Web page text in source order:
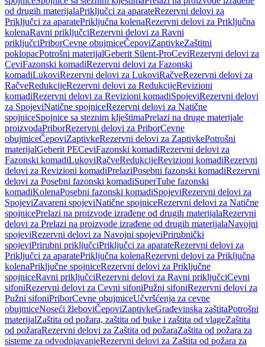
od drugih materijalaPriključci za aparateRezervni delovi za
Priključci za aparatePriključna kolenaRezervni delovi za Priključna
kolenaRavni priključciRezervni delovi za Ravni
priključciPriborCevne obujmiceČepoviZaptivkeZaštitni
poklopacPotrošni materijalGeberit Silent-ProCeviRezervni delovi za
CeviFazonski komadiRezervni delovi za Fazonski
komadiLukoviRezervni delovi za LukoviRačveRezervni delovi za
RačveRedukcijeRezervni delovi za RedukcijeRevizioni
komadiRezervni delovi za Revizioni komadiSpojeviRezervni delovi
za SpojeviNatične spojniceRezervni delovi za Natične
spojniceSpojnice sa steznim klještimaPrelazi na druge materijale
proizvodaPriborRezervni delovi za PriborCevne
obujmiceČepoviZaptivkeRezervni delovi za ZaptivkePotrošni
materijalGeberit PECeviFazonski komadiRezervni delovi za
Fazonski komadiLukoviRačveRedukcijeRevizioni komadiRezervni
delovi za Revizioni komadiPrelaziPosebni fazonski komadiRezervni
delovi za Posebni fazonski komadiSuperTube fazonski
komadiKolenaPosebni fazonski komadiSpojeviRezervni delovi za
SpojeviZavareni spojeviNatične spojniceRezervni delovi za Natične
spojnicePrelazi na proizvode izrađene od drugih materijalaRezervni
delovi za Prelazi na proizvode izrađene od drugih materijalaNavojni
spojeviRezervni delovi za Navojni spojeviPrirubnički
spojeviPrirubni priključciPriključci za aparateRezervni delovi za
Priključci za aparatePriključna kolenaRezervni delovi za Priključna
kolenaPriključne spojniceRezervni delovi za Priključne
spojniceRavni priključciRezervni delovi za Ravni priključciCevni
sifoniRezervni delovi za Cevni sifoniPužni sifoniRezervni delovi za
Pužni sifoniPriborCevne obujmiceUčvršćenja za cevne
obujmiceNoseći žleboviČepoviZaptivkeGrađevinska zaštitaPotrošni
materijalZaštita od požara, zaštita od buke i zaštita od vlageZaštita
od požaraRezervni delovi za Zaštita od požaraZaštita od požara za
sisteme za odvodnjavanjeRezervni delovi za Zaštita od požara za